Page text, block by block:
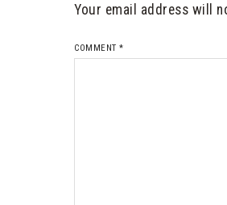
Your email address will
COMMENT *